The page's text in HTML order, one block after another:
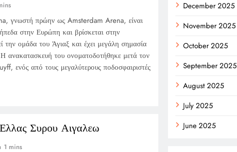
γνωστή πρώην ως Amsterdam Arena, είναι
στην Ευρώπη και βρίσκεται στην
την ομάδα του Άγιαξ και έχει μεγάλη σημασία
ανακατασκευή του ονοματοδοτήθηκε μετά τον
ενός από τους μεγαλύτερους ποδοσφαιριστές
Συρου Αιγαλεω
1 mins
December 2025
November 2025
October 2025
September 2025
August 2025
July 2025
June 2025